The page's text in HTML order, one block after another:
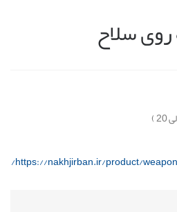
روی سلاح
https://nakhjirban.ir/product/